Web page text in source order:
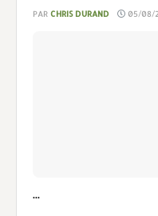
PAR CHRIS DURAND 05/08/
...